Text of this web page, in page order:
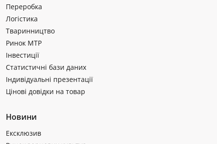
Переробка
Логістика
Тваринництво
Ринок МТР
Інвестиції
Статистичні бази даних
Індивідуальні презентації
Цінові довідки на товар
Новини
Ексклюзив